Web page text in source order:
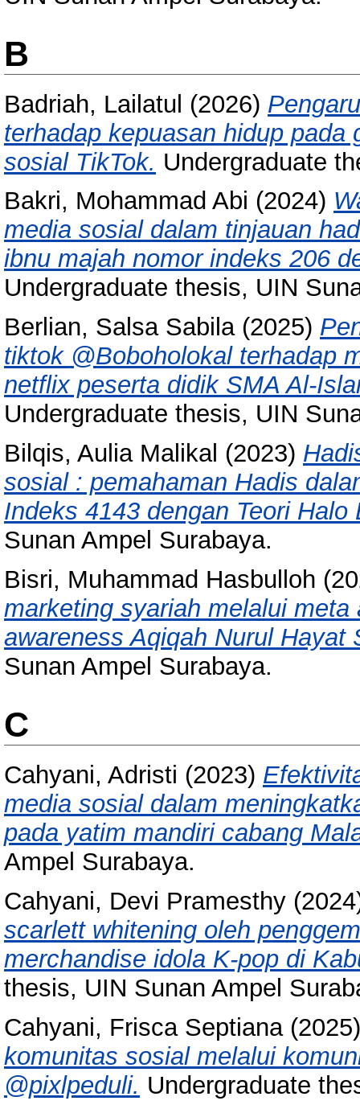
B
Badriah, Lailatul (2026)
terhadap kepuasan hidup
sosial TikTok. Undergraduate
Bakri, Mohammad Abi (2024)
media sosial dalam tinjauan
ibnu majah nomor indeks 206
Undergraduate thesis, UIN
Berlian, Salsa Sabila(2025)
tiktok @Boboholokal terhadap
netflix peserta didik SMA Al-
Undergraduate thesis, UIN
Bilqis, Aulia Malikal (2023)
sosial : pemahaman Hadis
Indeks 4143 dengan Teori Halo
Sunan Ampel Surabaya.
Bisri, Muhammad Hasbulloh
marketing syariah melalui
awareness Aqiqah Nurul Hayat
Sunan Ampel Surabaya.
C
Cahyani, Adristi (2023)
media sosial dalam
pada yatim mandiri cabang
Ampel Surabaya.
Cahyani, Devi Pramesthy
scarlett whitening oleh
merchandise idola K-pop di
thesis, UIN Sunan Ampel
Cahyani, Frisca Septiana
komunitas sosial melalui
@pixlpeduli. Undergraduate